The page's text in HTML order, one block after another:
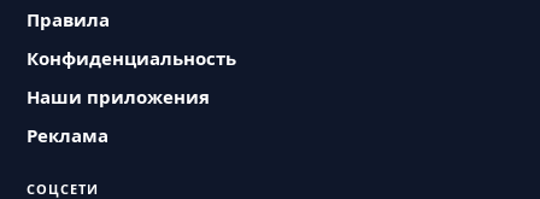
Правила
Конфиденциальность
Наши приложения
Реклама
СОЦСЕТИ